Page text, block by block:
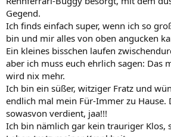
Gegend.
Ich finds einfach super, wenn ich so
bin und mir alles von oben angucken
Ein kleines bisschen laufen
aber ich muss euch ehrlich sagen: Das
wird nix mehr.
Ich bin ein süßer, witziger Fratz und
endlich mal mein Für-Immer zu Hause.
sowasvon verdient, jaa!!!
Ich bin nämlich gar kein trauriger Klos,